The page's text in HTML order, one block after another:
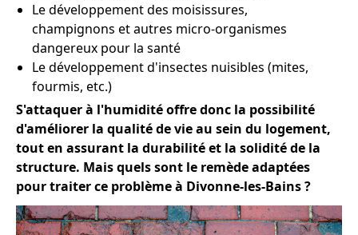
Le développement des moisissures,
champignons et autres micro-organismes
dangereux pour la santé
Le développement d'insectes nuisibles (mites,
fourmis, etc.)
S'attaquer à l'humidité offre donc la possibilité
d'améliorer la qualité de vie au sein du logement,
tout en assurant la durabilité et la solidité de la
structure. Mais quels sont le remède adaptées
pour traiter ce problème à Divonne-les-Bains ?